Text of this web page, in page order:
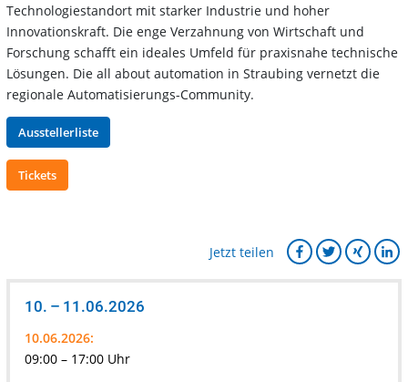
Technologiestandort mit starker Industrie und hoher
Innovationskraft. Die enge Verzahnung von Wirtschaft und
Forschung schafft ein ideales Umfeld für praxisnahe technische
Lösungen. Die all about automation in Straubing vernetzt die
regionale Automatisierungs-Community.
Ausstellerliste
Tickets
Jetzt teilen
10. – 11.06.2026
10.06.2026:
09:00 – 17:00 Uhr